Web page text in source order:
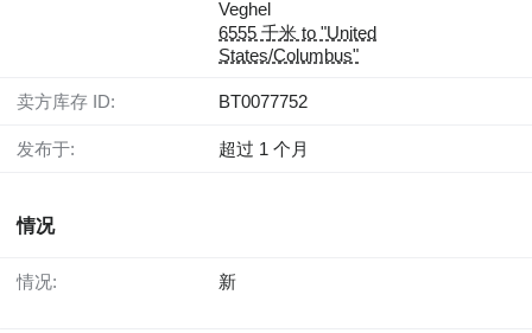
Veghel
6555 千米 to "United
States/Columbus"
卖方库存 ID: BT0077752
发布于: 超过 1 个月
情况
情况: 新